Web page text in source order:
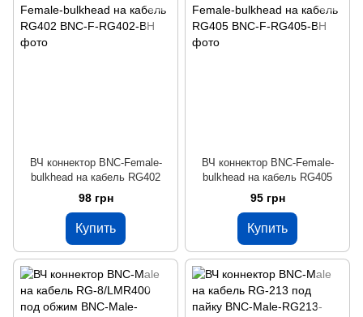
ВЧ коннектор BNC-Female-
bulkhead на кабель RG402
98 грн
Купить
ВЧ коннектор BNC-Female-
bulkhead на кабель RG405
95 грн
Купить